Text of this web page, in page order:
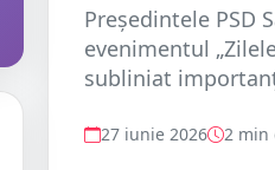
Președintele PSD
evenimentul
subliniat
27 iunie 2026 2 min